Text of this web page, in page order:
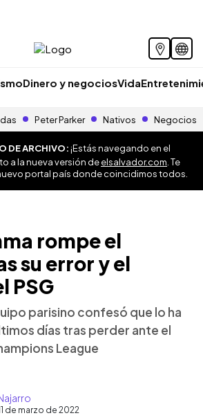
Dinero y negociosVida
Peter Parker Nativos Negocios
DE ARCHIVO:¡Estás navegando en el
a la nueva versión deelsalvador.com . Te
portal país donde coincidimos todos.
rompe el
su error y el
PSG
parisino confesó que lo ha
días tras perder ante el
League
de marzo de 2022